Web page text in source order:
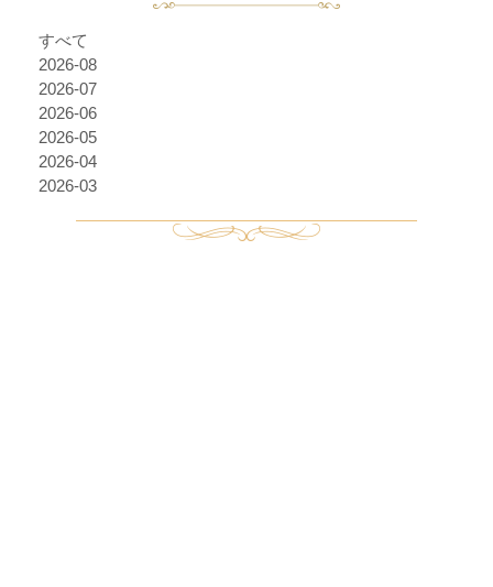
すべて
2026-08
2026-07
2026-06
2026-05
2026-04
2026-03